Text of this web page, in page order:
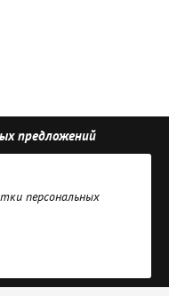
предложений
персональных